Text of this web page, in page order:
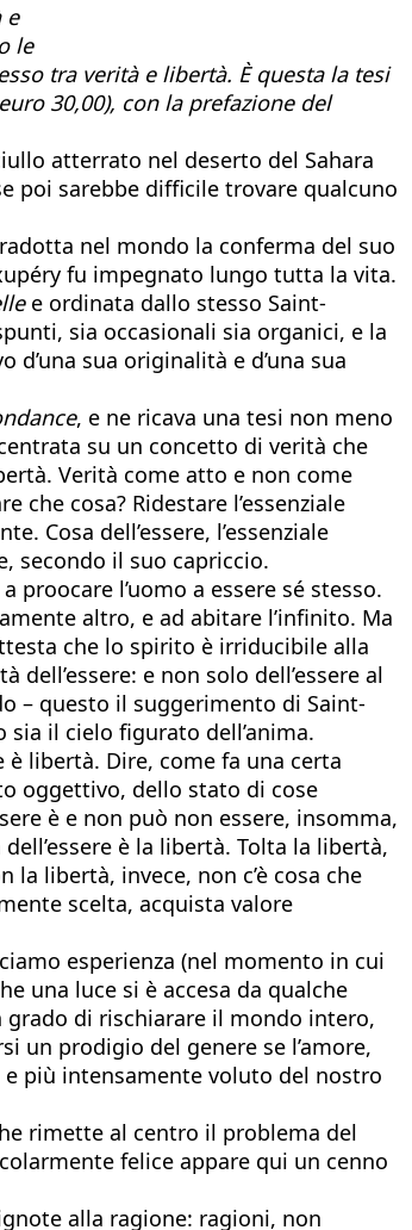
e
le
tra verità e libertà. È questa la tesi
30,00), con la prefazione del
atterrato nel deserto del Sahara
poi sarebbe difficile trovare qualcuno
nel mondo la conferma del suo
fu impegnato lungo tutta la vita.
e ordinata dallo stesso Saint-
sia occasionali sia organici, e la
sua originalità e d’una sua
, e ne ricava una tesi non meno
su un concetto di verità che
Verità come atto e non come
cosa? Ridestare l’essenziale
Cosa dell’essere, l’essenziale
secondo il suo capriccio.
proocare l’uomo a essere sé stesso.
altro, e ad abitare l’infinito. Ma
che lo spirito è irriducibile alla
e non solo dell’essere al
– questo il suggerimento di Saint-
il cielo figurato dell’anima.
è libertà. Dire, come fa una certa
oggettivo, dello stato di cose
è e non può non essere, insomma,
è la libertà. Tolta la libertà,
libertà, invece, non c’è cosa che
scelta, acquista valore
esperienza (nel momento in cui
una luce si è accesa da qualche
grado di rischiarare il mondo intero,
un prodigio del genere se l’amore,
più intensamente voluto del nostro
rimette al centro il problema del
felice appare qui un cenno
alla ragione: ragioni, non